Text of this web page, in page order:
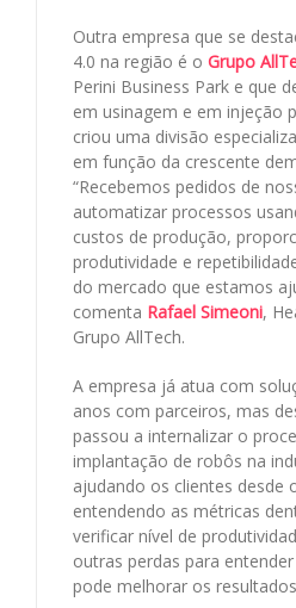
Outra empresa que se
4.0 na região é o Grupo
Perini Business Park e que
em usinagem e em injeção
criou uma divisão
em função da crescente
“Recebemos pedidos de
automatizar processos
custos de produção,
produtividade e
do mercado que estamos
comenta Rafael Simeoni,
Grupo AllTech.
A empresa já atua com
anos com parceiros, mas
passou a internalizar o
implantação de robôs na
ajudando os clientes desde
entendendo as métricas
verificar nível de
outras perdas para
pode melhorar os